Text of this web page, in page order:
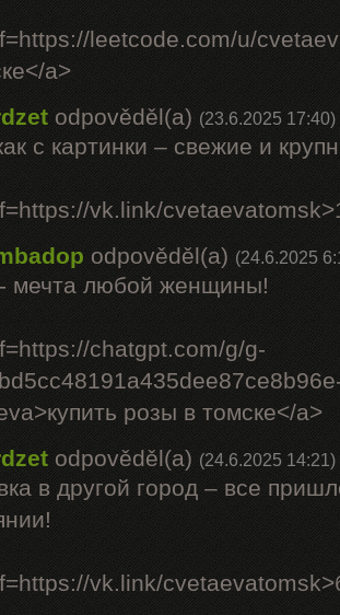
leetcode.com/u/
a>
odpověděl(a) (23.6.2025 17:40)
с картинки – свежие и
vk.link/
odpověděl(a) (24.6.2025
- мечта любой женщины!
chatgpt.com/g/g-
розы в томске</a>
odpověděl(a) (24.6.2025 14:21)
в другой город – все
vk.link/